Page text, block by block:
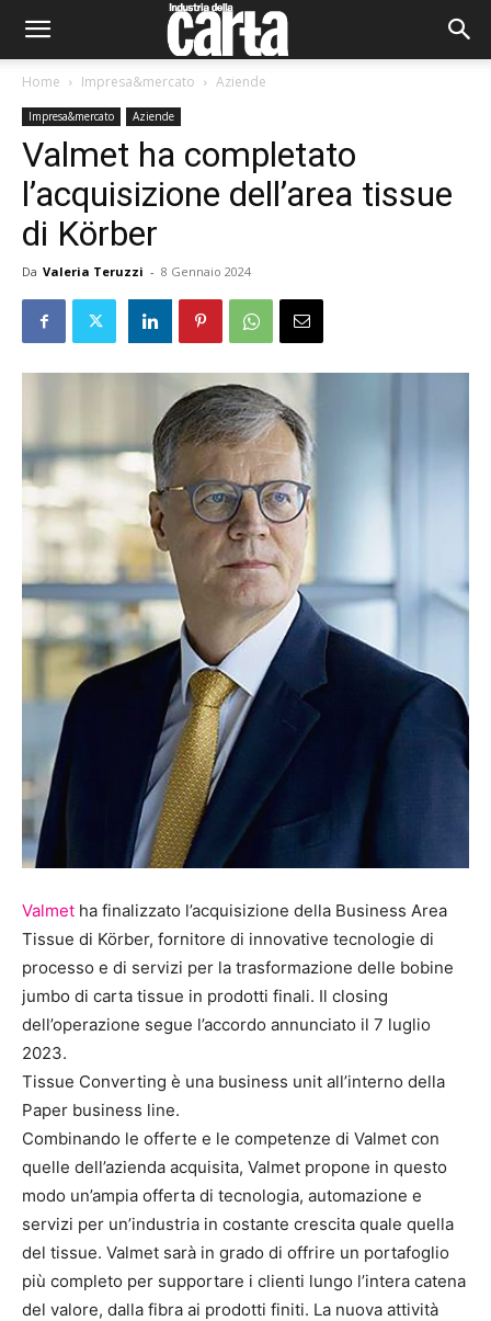
Home Impresa&mercato Aziende
Impresa&mercato Aziende
Valmet ha completato
l’acquisizione dell’area tissue
di Körber
Da Valeria Teruzzi - 8 Gennaio 2024
Valmet ha finalizzato l’acquisizione della Business Area
Tissue di Körber, fornitore di innovative tecnologie di
processo e di servizi per la trasformazione delle bobine
jumbo di carta tissue in prodotti finali. Il closing
dell’operazione segue l’accordo annunciato il 7 luglio
2023.
Tissue Converting è una business unit all’interno della
Paper business line.
Combinando le offerte e le competenze di Valmet con
quelle dell’azienda acquisita, Valmet propone in questo
modo un’ampia offerta di tecnologia, automazione e
servizi per un’industria in costante crescita quale quella
del tissue. Valmet sarà in grado di offrire un portafoglio
più completo per supportare i clienti lungo l’intera catena
del valore, dalla fibra ai prodotti finiti. La nuova attività